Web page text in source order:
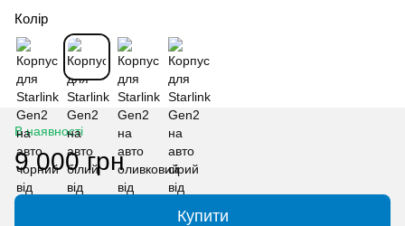
Колір
В наявності
9 000 грн
Купити